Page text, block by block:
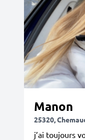
Manon
25320,
j’ai toujours